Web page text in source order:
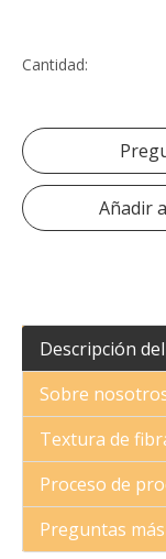
Cantidad:
Añadir
Descripción
Sobre
Textura de
Proceso de
Preguntas